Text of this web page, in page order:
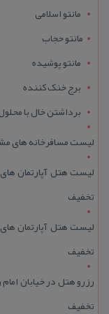
مانتو اسلامی
مانتو حجاب
مانتو پوشیده
برج خنک کننده
برداشتن خال با
لیست مسافرخانه های مشهد
تخفیف
تخفیف
تخفیف